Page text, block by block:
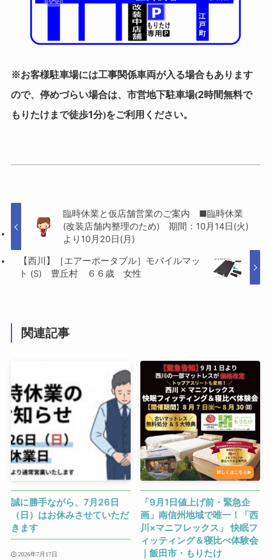
※お客様駐車場には工事関係車両が入る場合もあります
ので、停めづらい場合は、 市営地下駐車場(2時間無料で
もりたけまで徒歩1分)をご利用ください。
臨時休業と仮店舗営業のご案内 ■臨時休業
(改装店舗内整理のため) 期間：10月14日(火)
より10月20日(月)
【西川】［エアーポータブル］モバイルマッ
ト (S) 豊丘村 ６６歳 女性
関連記事
誠に勝手ながら、7月26日
（日）はお休みさせていただ
きます
2026年7月17日
「9月1日値上げ前・緊急企
画」南信州地域で唯一！「西
川×マニフレックス」 快眠フ
ィッティング＆寝比べ体験会
｜飯田市・もりたけ